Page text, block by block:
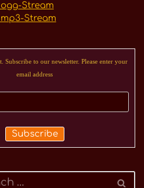
Stream
Stream
Subscribe to our newsletter. Please enter your
email address